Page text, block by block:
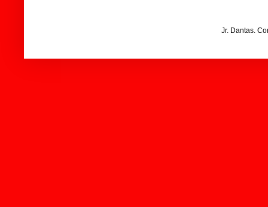
Jr. Dantas.